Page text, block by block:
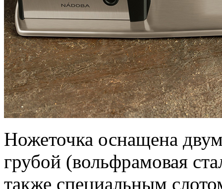
Ножеточка оснащена
грубой (вольфрамовая
также специальным